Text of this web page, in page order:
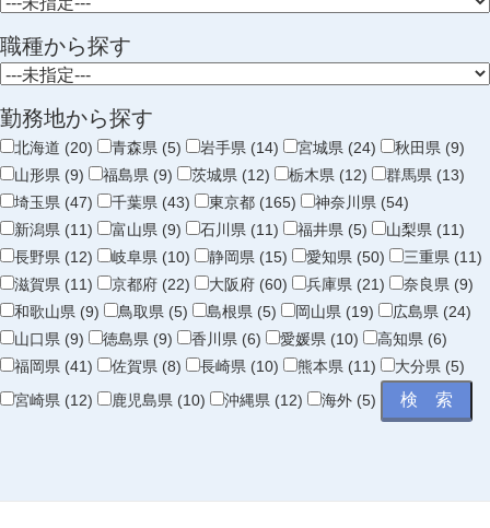
職種から探す
勤務地から探す
北海道 (20) 青森県 (5) 岩手県 (14) 宮城県 (24)
秋田県 (9)
山形県 (9)
福島県 (9) 茨城県 (12) 栃木県 (12)
群馬県 (13)
埼玉県 (47)
千葉県 (43) 東京都 (165)
神奈川県 (54)
新潟県 (11)
富山県 (9) 石川県 (11) 福井県 (5)
山梨県 (11)
長野県 (12)
岐阜県 (10) 静岡県 (15) 愛知県 (50)
三重県 (11)
滋賀県 (11)
京都府 (22) 大阪府 (60) 兵庫県 (21)
奈良県 (9)
和歌山県 (9)
鳥取県 (5) 島根県 (5) 岡山県 (19)
広島県 (24)
山口県 (9)
徳島県 (9) 香川県 (6) 愛媛県 (10)
高知県 (6)
福岡県 (41)
佐賀県 (8) 長崎県 (10) 熊本県 (11)
大分県 (5)
宮崎県 (12)
鹿児島県 (10) 沖縄県 (12) 海外 (5)